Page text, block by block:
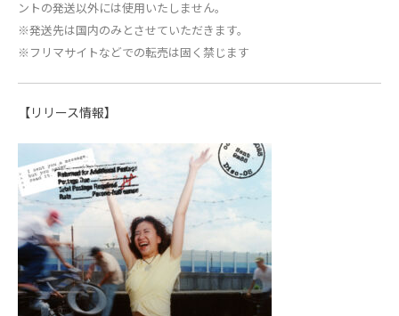
ントの発送以外には使用いたしません。
※発送先は国内のみとさせていただきます。
※フリマサイトなどでの転売は固く禁じます
【リリース情報】